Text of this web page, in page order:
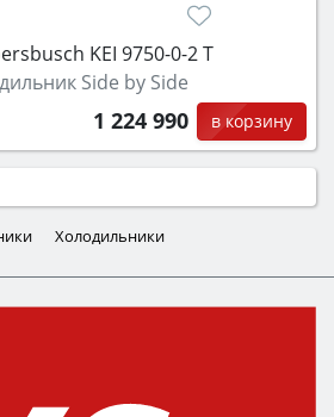
KEI 9750-0-2 T
Side by Side
1 224 990 в корзину
Холодильники